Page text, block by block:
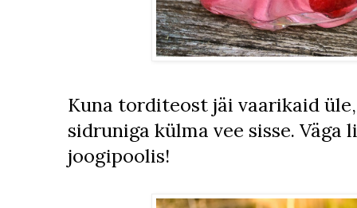
Kuna torditeost jäi vaarikaid
sidruniga külma vee sisse.
joogipoolis!